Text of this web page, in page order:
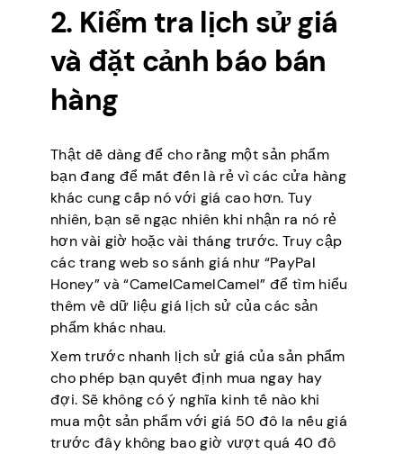
2. Kiểm tra lịch sử giá
và đặt cảnh báo bán
hàng
Thật dễ dàng để cho rằng một sản phẩm
bạn đang để mắt đến là rẻ vì các cửa hàng
khác cung cấp nó với giá cao hơn. Tuy
nhiên, bạn sẽ ngạc nhiên khi nhận ra nó rẻ
hơn vài giờ hoặc vài tháng trước. Truy cập
các trang web so sánh giá như “PayPal
Honey” và “CamelCamelCamel” để tìm hiểu
thêm về dữ liệu giá lịch sử của các sản
phẩm khác nhau.
Xem trước nhanh lịch sử giá của sản phẩm
cho phép bạn quyết định mua ngay hay
đợi. Sẽ không có ý nghĩa kinh tế nào khi
mua một sản phẩm với giá 50 đô la nếu giá
trước đây không bao giờ vượt quá 40 đô